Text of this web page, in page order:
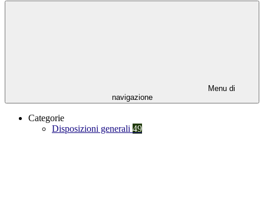
Menu di
navigazione
Categorie
Disposizioni generali 49